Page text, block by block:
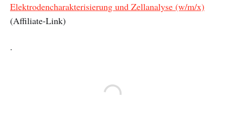
Elektrodencharakterisierung und Zellanalyse (w/m/x)
(Affiliate-Link)
.